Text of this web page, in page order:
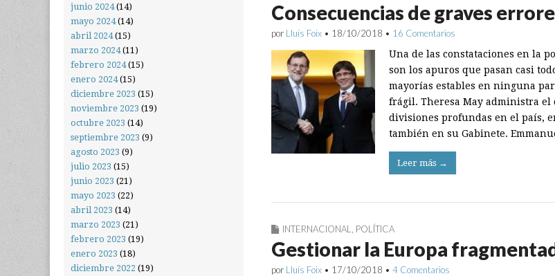
Consecuencias de graves
por Lluís Foix • 18/10/2018 • 16 Comentarios
Una de las constataciones en la
son los apuros que pasan casi
mayorías estables en ninguna
frágil. Theresa May administra el
divisiones profundas en el país,
también en su Gabinete.
Leer más →
INTERNACIONAL POLÍTICA
Gestionar la Europa
por Lluís Foix • 17/10/2018 • 4 Comentarios
junio 2024(14)
mayo 2024(14)
abril 2024(15)
marzo 2024(11)
febrero 2024(15)
enero 2024(15)
diciembre 2023 (15)
noviembre 2023 (19)
octubre 2023 (14)
septiembre 2023 (9)
agosto 2023 (9)
julio 2023 (15)
junio 2023 (21)
mayo 2023 (22)
abril 2023 (14)
marzo 2023 (21)
febrero 2023 (19)
enero 2023 (18)
diciembre 2022 (19)